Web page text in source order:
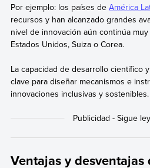
Por ejemplo: los países de América
recursos y han alcanzado grandes
nivel de innovación aún continúa
Estados Unidos, Suiza o Corea.
La capacidad de desarrollo científico
clave para diseñar mecanismos e
innovaciones inclusivas y sostenibles.
Ventajas y